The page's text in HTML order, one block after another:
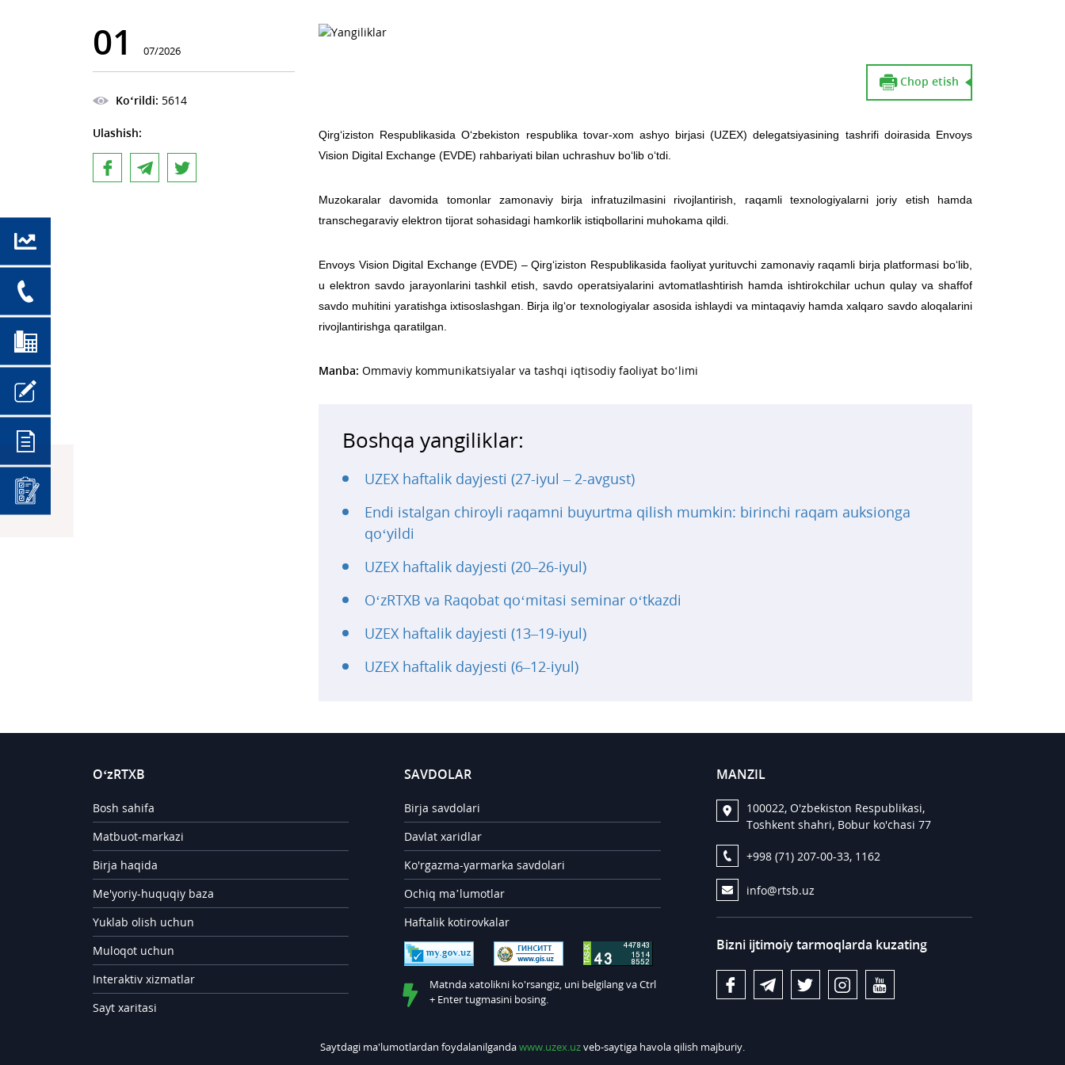
01 07/2026
Ko‘rildi: 5614
Ulashish:
Chop etish
Qirg‘iziston Respublikasida O‘zbekiston respublika tovar-xom ashyo birjasi (UZEX) delegatsiyasining tashrifi doirasida Envoys
Vision Digital Exchange (EVDE) rahbariyati bilan uchrashuv bo‘lib o‘tdi.
Muzokaralar davomida tomonlar zamonaviy birja infratuzilmasini rivojlantirish, raqamli texnologiyalarni joriy etish hamda
transchegaraviy elektron tijorat sohasidagi hamkorlik istiqbollarini muhokama qildi.
Envoys Vision Digital Exchange (EVDE) – Qirg‘iziston Respublikasida faoliyat yurituvchi zamonaviy raqamli birja platformasi bo‘lib,
u elektron savdo jarayonlarini tashkil etish, savdo operatsiyalarini avtomatlashtirish hamda ishtirokchilar uchun qulay va shaffof
savdo muhitini yaratishga ixtisoslashgan. Birja ilg‘or texnologiyalar asosida ishlaydi va mintaqaviy hamda xalqaro savdo aloqalarini
rivojlantirishga qaratilgan.
Manba: Ommaviy kommunikatsiyalar va tashqi iqtisodiy faoliyat bo‘limi
Boshqa yangiliklar:
UZEX haftalik dayjesti (27-iyul – 2-avgust)
Endi istalgan chiroyli raqamni buyurtma qilish mumkin: birinchi raqam auksionga
qo‘yildi
UZEX haftalik dayjesti (20–26-iyul)
O‘zRTXB va Raqobat qo‘mitasi seminar o‘tkazdi
UZEX haftalik dayjesti (13–19-iyul)
UZEX haftalik dayjesti (6–12-iyul)
O‘zRTXB
Bosh sahifa
Matbuot-markazi
Birja haqida
Me'yoriy-huquqiy baza
Yuklab olish uchun
Muloqot uchun
Interaktiv xizmatlar
Sayt xaritasi
SAVDOLAR
Birja savdolari
Davlat xaridlar
Ko'rgazma-yarmarka savdolari
Ochiq ma’lumotlar
Haftalik kotirovkalar
Matnda xatolikni ko'rsangiz, uni belgilang va Ctrl
+ Enter tugmasini bosing.
MANZIL
100022, O'zbekiston Respublikasi,
Toshkent shahri, Bobur ko'chasi 77
+998 (71) 207-00-33, 1162
info@rtsb.uz
Bizni ijtimoiy tarmoqlarda kuzating
Saytdagi ma'lumotlardan foydalanilgandawww.uzex.uzveb-saytiga havola qilish majburiy.